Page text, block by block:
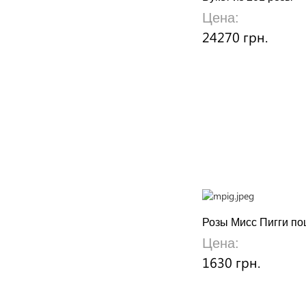
Цена:
24270 грн.
Розы Мисс Пигги
Цена:
1630 грн.